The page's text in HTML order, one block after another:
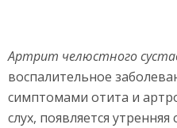
Артрит челюстного
воспалительное
симптомами отита и
слух, появляется